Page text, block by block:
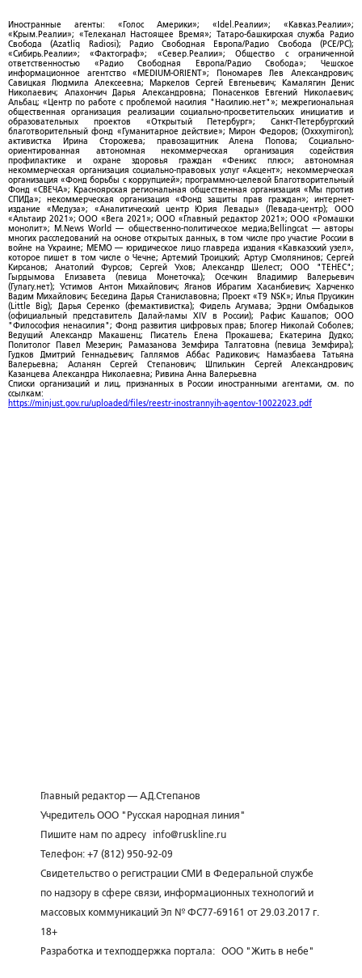
Иностранные агенты: «Голос Америки»; «Idel.Реалии»; «Кавказ.Реалии»;
«Крым.Реалии»; «Телеканал Настоящее Время»; Татаро-башкирская служба Радио
Свобода (Azatliq Radiosi); Радио Свободная Европа/Радио Свобода (PCE/PC);
«Сибирь.Реалии»; «Фактограф»; «Север.Реалии»; Общество с ограниченной
ответственностью «Радио Свободная Европа/Радио Свобода»; Чешское
информационное агентство «MEDIUM-ORIENT»; Пономарев Лев Александрович;
Савицкая Людмила Алексеевна; Маркелов Сергей Евгеньевич; Камалягин Денис
Николаевич; Апахончич Дарья Александровна; Понасенков Евгений Николаевич;
Альбац; «Центр по работе с проблемой насилия "Насилию.нет"»; межрегиональная
общественная организация реализации социально-просветительских инициатив и
образовательных проектов «Открытый Петербург»; Санкт-Петербургский
благотворительный фонд «Гуманитарное действие»; Мирон Федоров; (Oxxxymiron);
активистка Ирина Сторожева; правозащитник Алена Попова; Социально-
ориентированная автономная некоммерческая организация содействия
профилактике и охране здоровья граждан «Феникс плюс»; автономная
некоммерческая организация социально-правовых услуг «Акцент»; некоммерческая
организация «Фонд борьбы с коррупцией»; программно-целевой Благотворительный
Фонд «СВЕЧА»; Красноярская региональная общественная организация «Мы против
СПИДа»; некоммерческая организация «Фонд защиты прав граждан»; интернет-
издание «Медуза»; «Аналитический центр Юрия Левады» (Левада-центр); ООО
«Альтаир 2021»; ООО «Вега 2021»; ООО «Главный редактор 2021»; ООО «Ромашки
монолит»; M.News World — общественно-политическое медиа;Bellingcat — авторы
многих расследований на основе открытых данных, в том числе про участие России в
войне на Украине; МЕМО — юридическое лицо главреда издания «Кавказский узел»,
которое пишет в том числе о Чечне; Артемий Троицкий; Артур Смолянинов; Сергей
Кирсанов; Анатолий Фурсов; Сергей Ухов; Александр Шелест; ООО "ТЕНЕС";
Гырдымова Елизавета (певица Монеточка); Осечкин Владимир Валерьевич
(Гулагу.нет); Устимов Антон Михайлович; Яганов Ибрагим Хасанбиевич; Харченко
Вадим Михайлович; Беседина Дарья Станиславовна; Проект «T9 NSK»; Илья Прусикин
(Little Big); Дарья Серенко (фемактивистка); Фидель Агумава; Эрдни Омбадыков
(официальный представитель Далай-ламы XIV в России); Рафис Кашапов; ООО
"Философия ненасилия"; Фонд развития цифровых прав; Блогер Николай Соболев;
Ведущий Александр Макашенц; Писатель Елена Прокашева; Екатерина Дудко;
Политолог Павел Мезерин; Рамазанова Земфира Талгатовна (певица Земфира);
Гудков Дмитрий Геннадьевич; Галлямов Аббас Радикович; Намазбаева Татьяна
Валерьевна; Асланян Сергей Степанович; Шпилькин Сергей Александрович;
Казанцева Александра Николаевна; Ривина Анна Валерьевна
Списки организаций и лиц, признанных в России иностранными агентами, см. по
ссылкам:
https://minjust.gov.ru/uploaded/files/reestr-inostrannyih-agentov-10022023.pdf
Главный редактор — А.Д.Степанов
Учредитель ООО "Русская народная линия"
Пишите нам по адресу
info@ruskline.ru
Телефон: +7 (812) 950-92-09
Свидетельство о регистрации СМИ в Федеральной службе
по надзору в сфере связи, информационных технологий и
массовых коммуникаций Эл № ФС77-69161 от 29.03.2017 г.
18+
Разработка и техподдержка портала: ООО "Жить в небе"